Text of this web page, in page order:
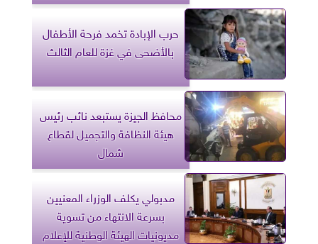
حرب الإبادة تخمد فرحة الأطفال
بالأضحى في غزة للعام الثالث
محافظ الجيزة يستبعد نائب رئيس
هيئة النظافة والتجميل لقطاع
شمال
مدبولي يكلف الوزراء المعنيين
بسرعة الانتهاء من تسوية
مديونيات الهيئة الوطنية للإعلام